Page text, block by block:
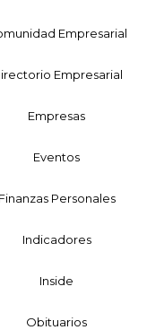
Empresarial
Empresarial
Empresas
Eventos
Finanzas Personales
Indicadores
Inside
Obituarios